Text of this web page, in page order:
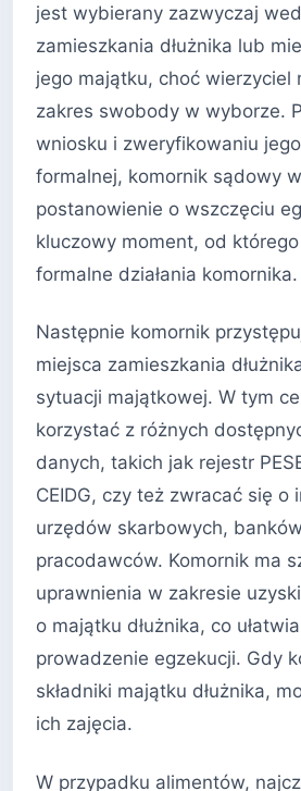
jest wybierany zazwyczaj
zamieszkania dłużnika lub
jego majątku, choć wierzyciel
zakres swobody w wyborze.
wniosku i zweryfikowaniu
formalnej, komornik sądowy
postanowienie o wszczęciu
kluczowy moment, od
formalne działania komornika.
Następnie komornik
miejsca zamieszkania
sytuacji majątkowej. W tym
korzystać z różnych
danych, takich jak rejestr
CEIDG, czy też zwracać się o
urzędów skarbowych,
pracodawców. Komornik ma
uprawnienia w zakresie
o majątku dłużnika, co
prowadzenie egzekucji. Gdy
składniki majątku dłużnika,
ich zajęcia.
W przypadku alimentów,